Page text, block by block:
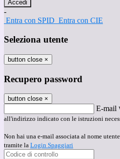
-
Entra con SPID Entra con CIE
Seleziona utente
button close ×
Recupero password
button close ×
E-mail
all'indirizzo indicato con le istruzioni
Non hai una e-mail associata al nome
tramite la Login Spaggiari